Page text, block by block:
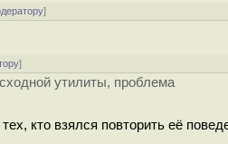
]
]
утилиты, проблема
кто взялся повторить её